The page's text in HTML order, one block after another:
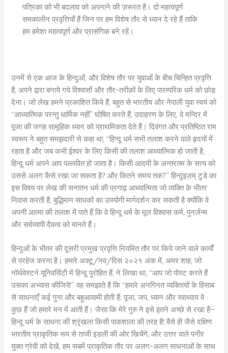
पत्रिका को भी बदलाव को अपनाने की ज़रूरत है। दो महत्वपूर्ण
समकालीन प्रवृत्तियाँ हैं जिन पर हम विशेष तौर से ध्यान दे रहे हैं ताकि
हम हमेशा महत्वपूर्ण और प्रासंगिक बने रहें।
उनमें से एक आज के हिन्दुओं, और विशेष तौर पर युवाओं के बीच चिन्हित प्रवृत्ति
है, अपने द्वारा बनाये गये विश्वासों और तौर-तरीक़ों के लिए पारम्परिक धर्म को छोड़
देना। जो लेख हमने प्रकाशित किये हैं, बहुत से भारतीय और नेपाली युवा स्वयं को
“आध्यात्मिक परन्तु धार्मिक नहीं” घोषित करते हैं, उदाहरण के लिए, वे मन्दिर में
पूजा की जगह सामूहिक ध्यान को प्राथमिकता देते हैं। दिवंगत और प्रतिष्ठित राम
स्वरूप ने बहुत समझदारी से कहा था, “हिन्दू धर्म सभी तलाश करने वाले हृदयों में
रहता है और जब कभी ईश्वर के लिए किसी की तलाश आध्यात्मिक हो जाती है,
हिन्दू धर्म अपने आप पल्लवित हो जाता है। किसी आदमी के अन्तरतम के सत्य को
उससे अलग कैसे रखा जा सकता है? और कितने समय तक?” हिन्दुइज़म् टुडे का
इस विषय पर लेख की सनातन धर्म की प्रगाढ़ आध्यात्मिता जो व्यक्ति के भीतर
निवास करती है, बुद्धिमान साधकों का उपयोगी मार्गदर्शन कर सकती है क्योंकि वे
अपनी आत्मा की तलाश में पाते हैं कि वे हिन्दू धर्म के मूल विश्वास कर्म, पुनर्जन्म
और सर्वव्यापी दैवत्व को मानते हैं।
हिन्दुओं के भीतर की दूसरी प्रमुख प्रवृत्ति नियमित तौर पर किये जाने वाले कार्यों
से परहेज करना है। हमारे अक्टू/नव/दिस २०२१ अंक में, अमर शाह, जो
नॉर्थवेस्टर्न यूनिवर्सिटी में हिन्दू पुरोहित हैं, ने लिखा था, “आप जो पोस्ट करते हैं
उसका अभ्यास कीजिये!” वह समझाते हैं कि “हमारे अनगिनत व्यक्तित्वों के हिसाब
से साधनाएँ कई गुना और बहुआयामी होती हैं: पूजा, जप, ध्यान और स्वाध्याय वे
कुछ हैं जो हमारे मन में आती हैं। जैसा कि मेरे गुरु ने इसे इतने अच्छे से रखा है–
हिन्दू धर्म के साधना की श्रृंखला किसी पाकशाला की तरह है! वैसे ही जैसे दक्षिण
भारतीय प्राकृतिक रूप से ताजी इडली की ओर खिचेंगे, और उत्तर वाले पनीर
युक्त ग्रेवी को देखें, हम सबमें प्राकृतिक तौर पर अलग-अलग साधनाओं के साथ